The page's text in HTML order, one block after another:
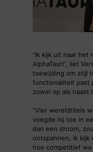
“Ik kijk uit naar het
AlphaTauri”, liet
toewijding om stijl
functionaliteit past
zowel op als naast
“Vier wereldtitels
voegde hij toe in
dan een droom,
ontspannen, ik kijk
hoe competitief